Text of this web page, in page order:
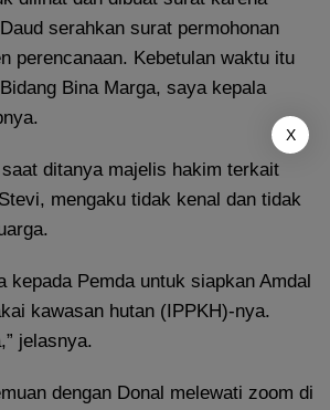
serahkan surat permohonan
perencanaan. Kebetulan waktu itu
Bina Marga, saya kepala
ditanya majelis hakim terkait
mengaku tidak kenal dan tidak
kepada Pemda untuk siapkan Amdal
kawasan hutan (IPPKH)-nya.
jelasnya.
dengan Donal melewati zoom di
X